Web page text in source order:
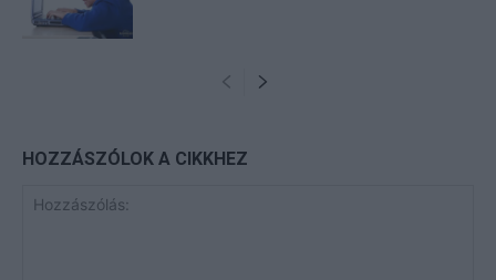
HOZZÁSZÓLOK A CIKKHEZ